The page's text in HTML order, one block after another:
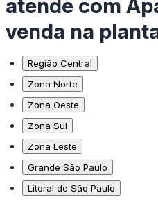
atende com
venda na
Região Central
Zona Norte
Zona Oeste
Zona Sul
Zona Leste
Grande São Paulo
Litoral de São Paulo